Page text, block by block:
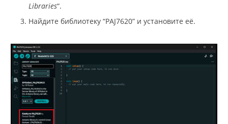
Libraries“.
Найдите библиотеку “PAJ7620” и установите её.